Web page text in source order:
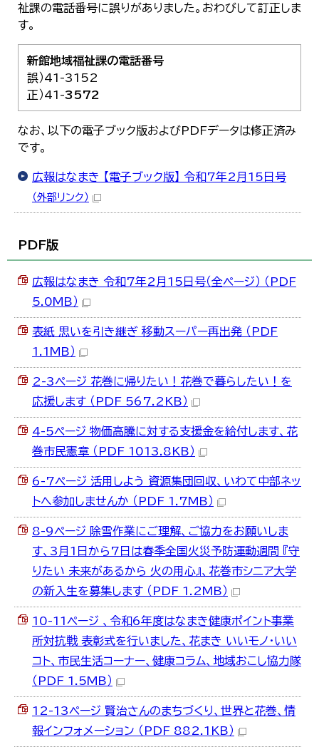
祉課の電話番号に誤りがありました。おわびして訂正しま
す。
新館地域福祉課の電話番号
誤）41-3152
正）41-3572
なお、以下の電子ブック版およびPDFデータは修正済み
です。
広報はなまき 【電子ブック版】 令和7年2月15日号
（外部リンク）
PDF版
広報はなまき 令和7年2月15日号（全ページ） （PDF
5.0MB）
表紙 思いを引き継ぎ 移動スーパー再出発 （PDF
1.1MB）
2-3ページ 花巻に帰りたい！花巻で暮らしたい！を
応援します （PDF 567.2KB）
4-5ページ 物価高騰に対する支援金を給付します、花
巻市民憲章 （PDF 1013.8KB）
6-7ページ 活用しよう 資源集団回収、いわて中部ネッ
トへ参加しませんか （PDF 1.7MB）
8-9ページ 除雪作業にご理解、ご協力をお願いしま
す、3月1日から7日は春季全国火災予防運動週間 『守
りたい 未来があるから 火の用心』、花巻市シニア大学
の新入生を募集します （PDF 1.2MB）
10-11ページ 、令和6年度はなまき健康ポイント事業
所対抗戦 表彰式を行いました、花まき いいモノ・いい
コト、市民生活コーナー、健康コラム、地域おこし協力隊
（PDF 1.5MB）
12-13ページ 賢治さんのまちづくり、世界と花巻、情
報インフォメーション （PDF 882.1KB）